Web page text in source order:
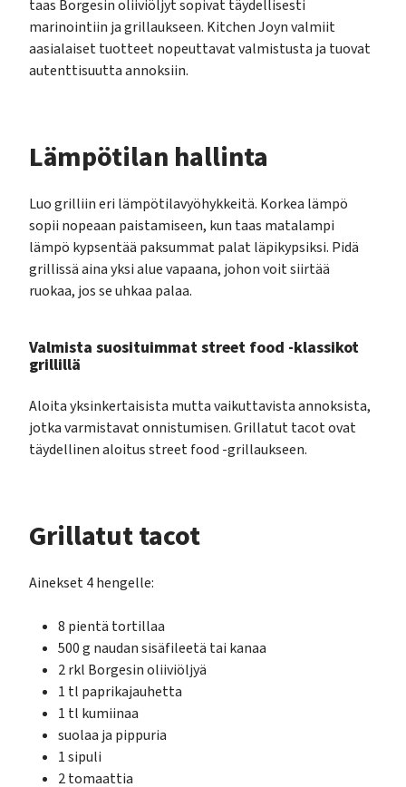
taas Borgesin oliiviöljyt sopivat täydellisesti
marinointiin ja grillaukseen. Kitchen Joyn valmiit
aasialaiset tuotteet nopeuttavat valmistusta ja tuovat
autenttisuutta annoksiin.
Lämpötilan hallinta
Luo grilliin eri lämpötilavyöhykkeitä. Korkea lämpö
sopii nopeaan paistamiseen, kun taas matalampi
lämpö kypsentää paksummat palat läpikypsiksi. Pidä
grillissä aina yksi alue vapaana, johon voit siirtää
ruokaa, jos se uhkaa palaa.
Valmista suosituimmat street food -klassikot
grillillä
Aloita yksinkertaisista mutta vaikuttavista annoksista,
jotka varmistavat onnistumisen. Grillatut tacot ovat
täydellinen aloitus street food -grillaukseen.
Grillatut tacot
Ainekset 4 hengelle:
8 pientä tortillaa
500 g naudan sisäfileetä tai kanaa
2 rkl Borgesin oliiviöljyä
1 tl paprikajauhetta
1 tl kumiinaa
suolaa ja pippuria
1 sipuli
2 tomaattia